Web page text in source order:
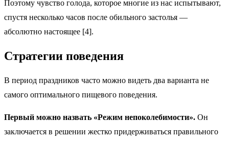
Поэтому чувство голода, которое многие из нас испытывают,
спустя несколько часов после обильного застолья —
абсолютно настоящее [4].
Стратегии поведения
В период праздников часто можно видеть два варианта не
самого оптимального пищевого поведения.
Первый можно назвать «Режим непоколебимости». Он
заключается в решении жестко придерживаться правильного